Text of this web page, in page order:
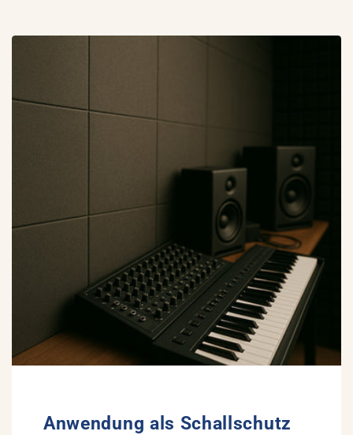
Anwendung als Schallschutz